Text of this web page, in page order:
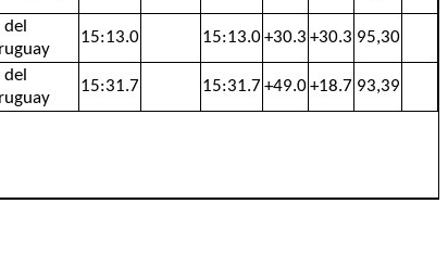
del
15:13.0 15:13.0+30.3 +30.3 95,30
del
15:31.7 15:31.7 +49.0+18.7 93,39